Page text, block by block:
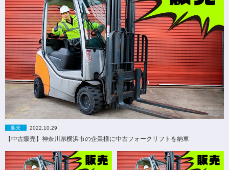
販売 2022.10.29
【中古販売】神奈川県横浜市の企業様に中古フォークリフトを納車